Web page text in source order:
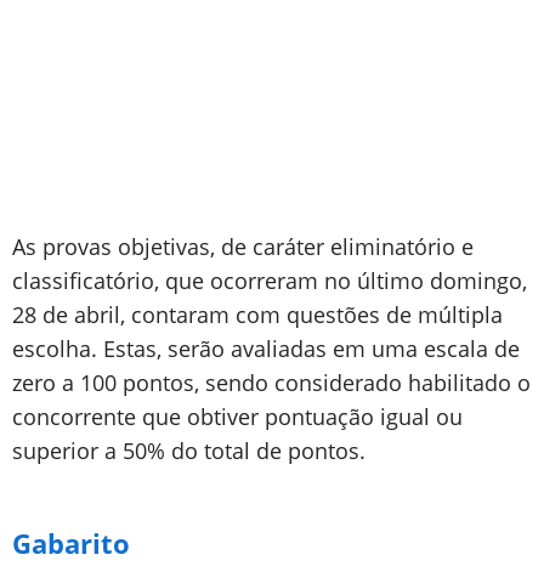
As provas objetivas, de caráter eliminatório e
classificatório, que ocorreram no último domingo,
28 de abril, contaram com questões de múltipla
escolha. Estas, serão avaliadas em uma escala de
zero a 100 pontos, sendo considerado habilitado o
concorrente que obtiver pontuação igual ou
superior a 50% do total de pontos.
Gabarito